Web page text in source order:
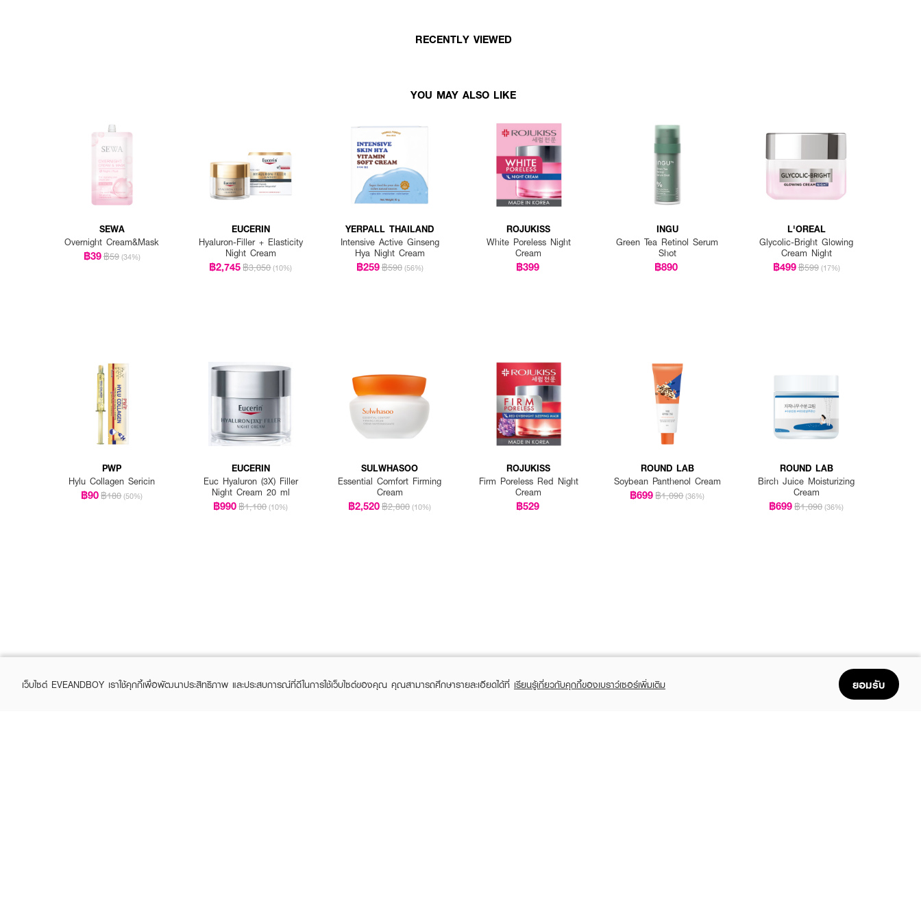
RECENTLY VIEWED
YOU MAY ALSO LIKE
SEWA
Overnight Cream&Mask
฿39฿59 (34%)
EUCERIN
Hyaluron-Filler + Elasticity
Night Cream
฿2,745฿3,050 (10%)
YERPALL THAILAND
Intensive Active Ginseng
Hya Night Cream
฿259฿590 (56%)
ROJUKISS
White Poreless Night
Cream
฿399
INGU
Green Tea Retinol Serum
Shot
฿890
L'OREAL
Glycolic-Bright Glowing
Cream Night
฿499฿599 (17%)
PWP
Hylu Collagen Sericin
฿90฿180 (50%)
EUCERIN
Euc Hyaluron (3X) Filler
Night Cream 20 ml
฿990฿1,100 (10%)
SULWHASOO
Essential Comfort Firming
Cream
฿2,520฿2,800 (10%)
ROJUKISS
Firm Poreless Red Night
Cream
฿529
ROUND LAB
Soybean Panthenol Cream
฿699฿1,090 (36%)
ROUND LAB
Birch Juice Moisturizing
Cream
฿699฿1,090 (36%)
เว็บไซต์ EVEANDBOY เราใช้คุกกี้เพื่อพัฒนาประสิทธิภาพ และประสบการณ์ที่ดีในการใช้เว็บไซต์ของคุณ คุณสามารถศึกษารายละเอียดได้ที่ เรียนรู้เกี่ยวกับคุกกี้ของเบราว์เซอร์เพิ่มเติม ยอมรับ